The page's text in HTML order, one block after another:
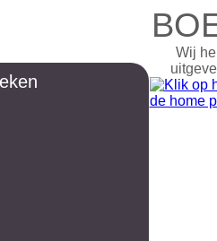
Wij